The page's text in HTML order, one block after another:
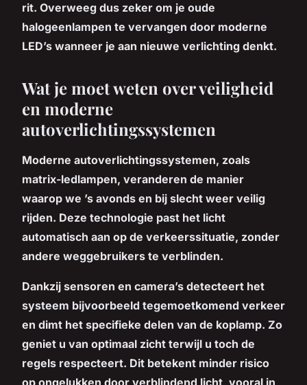
rit. Overweeg dus zeker om je oude
halogeenlampen te vervangen door moderne
LED’s wanneer je aan nieuwe verlichting denkt.
Wat je moet weten over veiligheid
en moderne
autoverlichtingssystemen
Moderne autoverlichtingssystemen, zoals
matrix-ledlampen, veranderen de manier
waarop we ’s avonds en bij slecht weer veilig
rijden. Deze technologie past het licht
automatisch aan op de verkeerssituatie, zonder
andere weggebruikers te verblinden.
Dankzij sensoren en camera’s detecteert het
systeem bijvoorbeeld tegemoetkomend verkeer
en dimt het specifieke delen van de koplamp. Zo
geniet u van optimaal zicht terwijl u toch de
regels respecteert. Dit betekent minder risico